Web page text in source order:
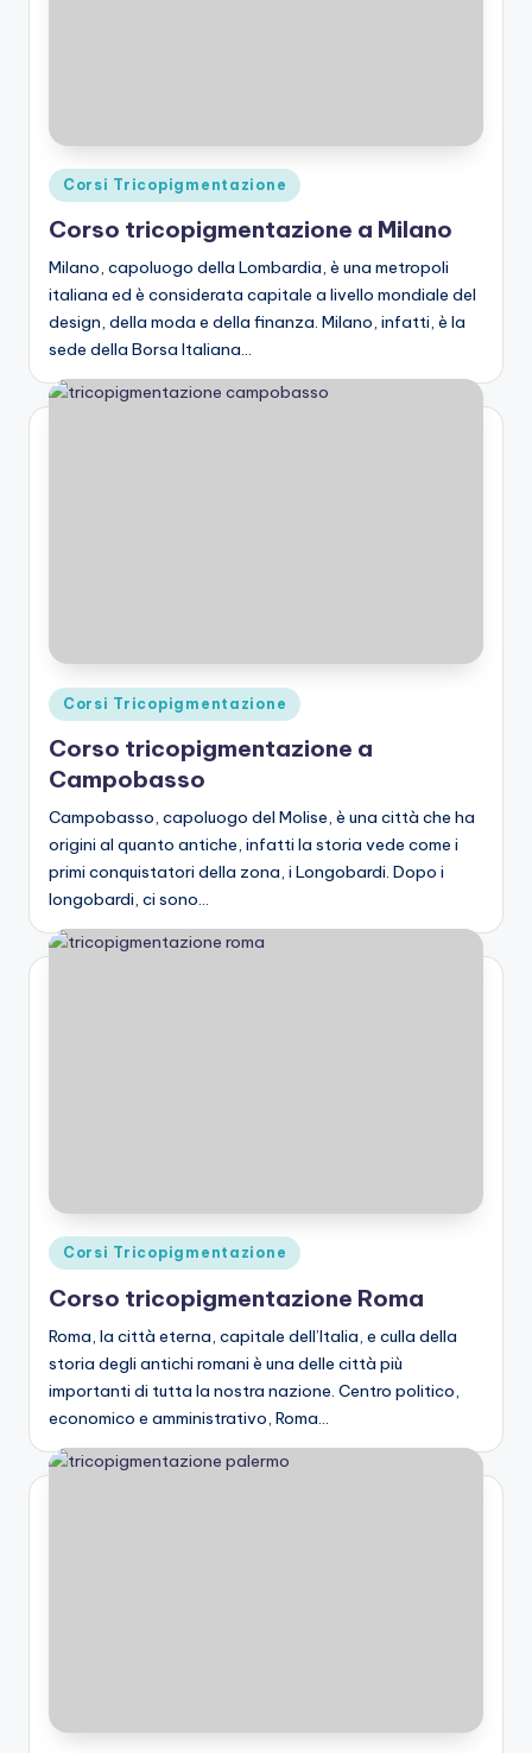
Posted
in
Corsi Tricopigmentazione
Corso tricopigmentazione a Milano
Milano, capoluogo della Lombardia, è una metropoli
italiana ed è considerata capitale a livello mondiale del
design, della moda e della finanza. Milano, infatti, è la
sede della Borsa Italiana…
Posted
in
Corsi Tricopigmentazione
Corso tricopigmentazione a
Campobasso
Campobasso, capoluogo del Molise, è una città che ha
origini al quanto antiche, infatti la storia vede come i
primi conquistatori della zona, i Longobardi. Dopo i
longobardi, ci sono…
Posted
in
Corsi Tricopigmentazione
Corso tricopigmentazione Roma
Roma, la città eterna, capitale dell’Italia, e culla della
storia degli antichi romani è una delle città più
importanti di tutta la nostra nazione. Centro politico,
economico e amministrativo, Roma…